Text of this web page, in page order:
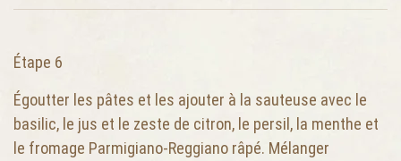
Étape 6
Égoutter les pâtes et les ajouter à la sauteuse avec le
basilic, le jus et le zeste de citron, le persil, la menthe et
le fromage Parmigiano-Reggiano râpé. Mélanger